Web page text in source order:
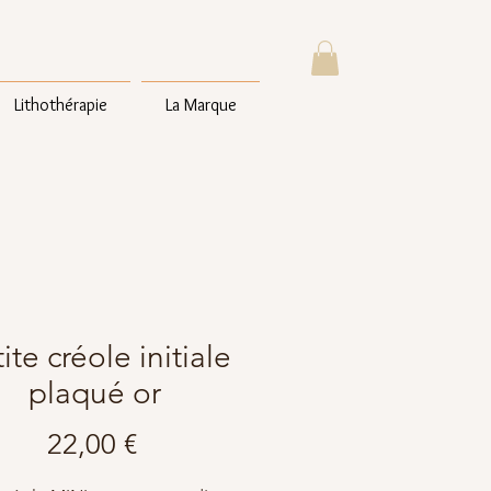
Lithothérapie La Marque
créole initiale
plaqué or
22,00 €Prix